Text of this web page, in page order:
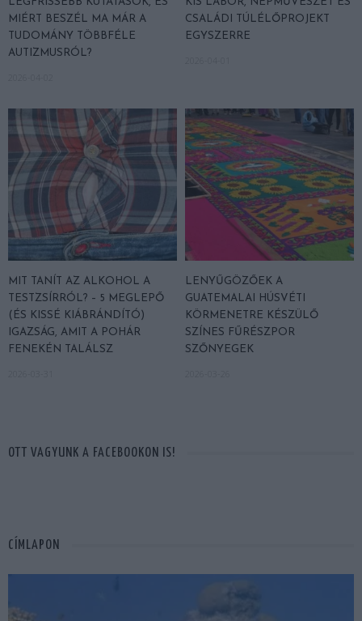
MIÉRT BESZÉL MA MÁR A
TUDOMÁNY TÖBBFÉLE
AUTIZMUSRÓL?
CSALÁDI TÚLÉLŐPROJEKT
EGYSZERRE
MIT TANÍT AZ ALKOHOL A
TESTZSÍRRÓL? – 5 MEGLEPŐ
(ÉS KISSÉ KIÁBRÁNDÍTÓ)
IGAZSÁG, AMIT A POHÁR
FENEKÉN TALÁLSZ
LENYŰGÖZŐEK A
GUATEMALAI HÚSVÉTI
KÖRMENETRE KÉSZÜLŐ
SZÍNES FŰRÉSZPOR
SZŐNYEGEK
OTT VAGYUNK A FACEBOOKON IS!
CÍMLAPON